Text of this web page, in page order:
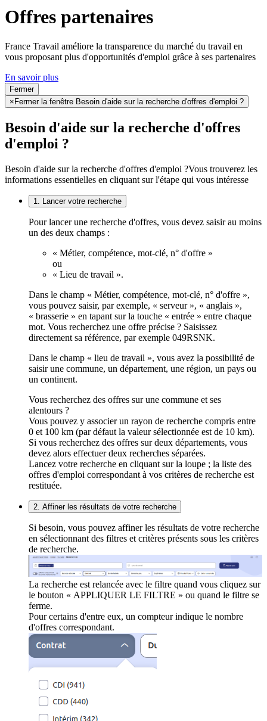
Offres partenaires
France Travail améliore la transparence du marché du travail en
vous proposant plus d'opportunités d'emploi grâce à ses partenaires
En savoir plus
Fermer
× Fermer la fenêtre Besoin d'aide sur la recherche d'offres d'emploi ?
Besoin d'aide sur la recherche d'offres
d'emploi ?
Besoin d'aide sur la recherche d'offres d'emploi ?Vous trouverez les
informations essentielles en cliquant sur l'étape qui vous intéresse
1. Lancer votre recherche
Pour lancer une recherche d'offres, vous devez saisir au moins
un des deux champs :
« Métier, compétence, mot-clé, n° d'offre »
ou
« Lieu de travail ».
Dans le champ « Métier, compétence, mot-clé, n° d'offre »,
vous pouvez saisir, par exemple, « serveur », « anglais »,
« brasserie » en tapant sur la touche « entrée » entre chaque
mot. Vous recherchez une offre précise ? Saisissez
directement sa référence, par exemple 049RSNK.
Dans le champ « lieu de travail », vous avez la possibilité de
saisir une commune, un département, une région, un pays ou
un continent.
Vous recherchez des offres sur une commune et ses
alentours ?
Vous pouvez y associer un rayon de recherche compris entre
0 et 100 km (par défaut la valeur sélectionnée est de 10 km).
Si vous recherchez des offres sur deux départements, vous
devez alors effectuer deux recherches séparées.
Lancez votre recherche en cliquant sur la loupe ; la liste des
offres d'emploi correspondant à vos critères de recherche est
restituée.
2. Affiner les résultats de votre recherche
Si besoin, vous pouvez affiner les résultats de votre recherche
en sélectionnant des filtres et critères présents sous les critères
de recherche.
La recherche est relancée avec le filtre quand vous cliquez sur
le bouton « APPLIQUER LE FILTRE » ou quand le filtre se
ferme.
Pour certains d'entre eux, un compteur indique le nombre
d'offres correspondant.